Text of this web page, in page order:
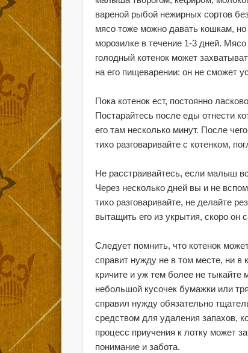
вареной рыбой нежирных сортов
мясо тоже можно давать кошкам, но
морозилке в течение 1-3 дней.
голодный котенок может
на его пищеварении: он не сможет
Пока котенок ест, постоянно
Постарайтесь после еды отнести
его там несколько минут. После
тихо разговаривайте с котенком,
Не расстраивайтесь, если малыш
Через несколько дней вы и не
тихо разговаривайте, не делайте
вытащить его из укрытия, скоро он
Следует помнить, что котенок
справит нужду не в том месте, ни в
кричите и уж тем более не тыкайте
небольшой кусочек бумажки или
справил нужду обязательно
средством для удаления запахов,
процесс приучения к лотку может
понимание и забота.